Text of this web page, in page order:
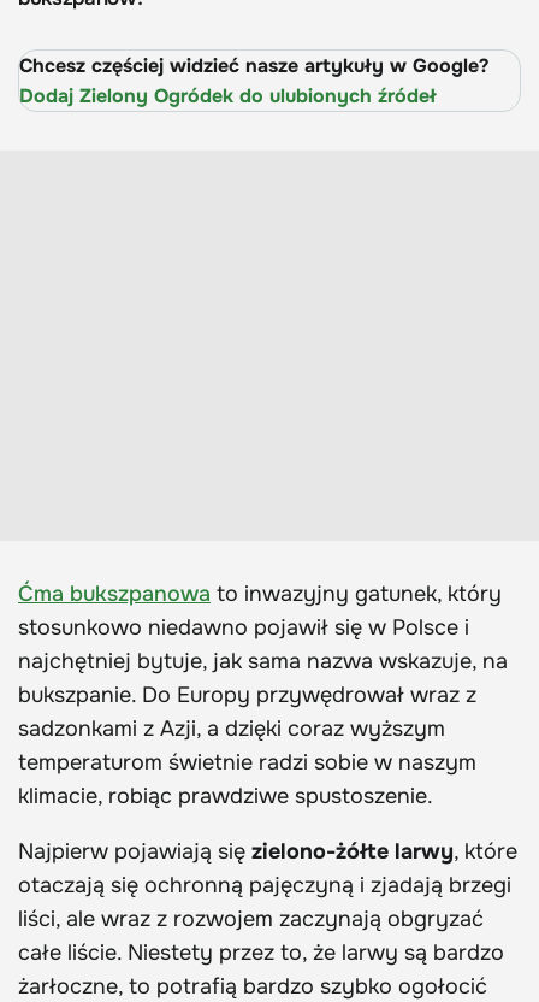
Chcesz częściej widzieć nasze artykuły w Google?
Dodaj Zielony Ogródek do ulubionych źródeł
Ćma bukszpanowa to inwazyjny gatunek, który
stosunkowo niedawno pojawił się w Polsce i
najchętniej bytuje, jak sama nazwa wskazuje, na
bukszpanie. Do Europy przywędrował wraz z
sadzonkami z Azji, a dzięki coraz wyższym
temperaturom świetnie radzi sobie w naszym
klimacie, robiąc prawdziwe spustoszenie.
Najpierw pojawiają się zielono-żółte larwy, które
otaczają się ochronną pajęczyną i zjadają brzegi
liści, ale wraz z rozwojem zaczynają obgryzać
całe liście. Niestety przez to, że larwy są bardzo
żarłoczne, to potrafią bardzo szybko ogołocić